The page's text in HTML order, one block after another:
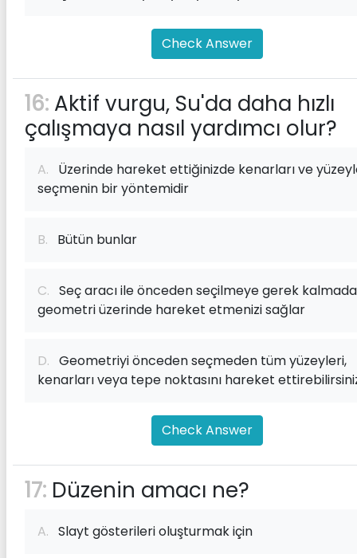
Check Answer
16: Aktif vurgu, Su'da daha hızlı
çalışmaya nasıl yardımcı olur?
A. Üzerinde hareket ettiğinizde kenarları ve
seçmenin bir yöntemidir
B. Bütün bunlar
C. Seç aracı ile önceden seçilmeye gerek
geometri üzerinde hareket etmenizi sağlar
D. Geometriyi önceden seçmeden tüm yüzeyleri,
kenarları veya tepe noktasını hareket
Check Answer
17: Düzenin amacı ne?
A. Slayt gösterileri oluşturmak için